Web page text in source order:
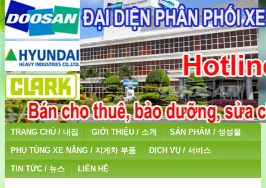
TRANG CHỦ / 내집 GIỚI THIỆU / 소개 SẢN PHẨM / 생성물
PHỤ TÙNG XE NÂNG / 지게차 부품 DỊCH VỤ / 서비스
TIN TỨC / 뉴스 LIÊN HỆ